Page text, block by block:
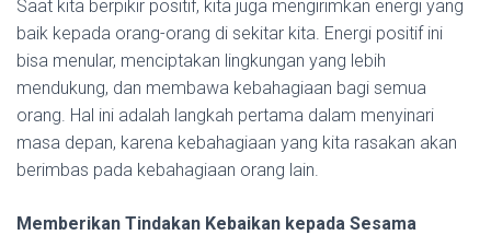
Saat kita berpikir positif, kita juga mengirimkan energi yang
baik kepada orang-orang di sekitar kita. Energi positif ini
bisa menular, menciptakan lingkungan yang lebih
mendukung, dan membawa kebahagiaan bagi semua
orang. Hal ini adalah langkah pertama dalam menyinari
masa depan, karena kebahagiaan yang kita rasakan akan
berimbas pada kebahagiaan orang lain.
Memberikan Tindakan Kebaikan kepada Sesama